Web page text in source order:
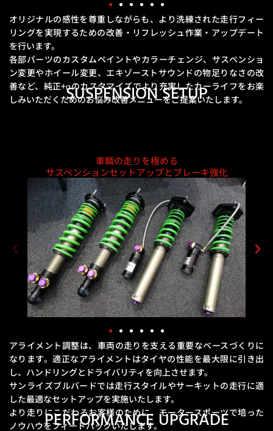
オリジナルの感性を尊重しながらも、より洗練された走行フィー
リングを実現するための改善・リフレッシュ作業・アップデート
を行います。
各部パーツのカスタムペイントやカラーチェンジ、サスペンショ
ン変更やホイール変更、エキゾーストサウンドの物足りなさの改
善など、 純正+αのカスタマイズでより充実したカーライフをお楽
しみいただくためのお悩み改善メニューをご提案いたします。
SUSPENSION SETUP
車輌の走りを極める
サスペンションセットアップとブレーキ強化
アライメント調整は、車両の走りを支える重要なベースづくりに
なります。適正なアライメントはタイヤの性能を最大限に引き出
し、ハンドリングとドライバリティを向上させます。
サンライズブルバードでは走行スタイルやサーキットの走行に適
した最適なセットアップを実施いたします。
より走りにこだわるお客様のために、モータースポーツで培った
ノウハウをフィードバックいたします。
PERFORMANCE UPGRADE